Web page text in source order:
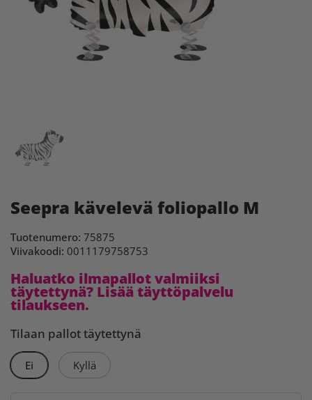
Seepra kävelevä foliopallo M
Tuotenumero: 75875
Viivakoodi: 0011179758753
Haluatko ilmapallot valmiiksi
täytettynä? Lisää täyttöpalvelu
tilaukseen.
Tilaan pallot täytettynä
Ei Kyllä